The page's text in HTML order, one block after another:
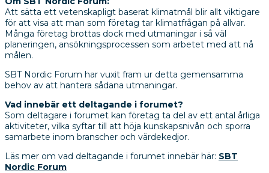
Att sätta ett vetenskapligt baserat klimatmål blir allt viktigare
för att visa att man som företag tar klimatfrågan på allvar.
Många företag brottas dock med utmaningar i så väl
planeringen, ansökningsprocessen som arbetet med att nå
målen.
SBT Nordic Forum har vuxit fram ur detta gemensamma
behov av att hantera sådana utmaningar.
Vad innebär ett deltagande i forumet?
Som deltagare i forumet kan företag ta del av ett antal årliga
aktiviteter, vilka syftar till att höja kunskapsnivån och sporra
samarbete inom branscher och värdekedjor.
Läs mer om vad deltagande i forumet innebär här: SBT
Nordic Forum